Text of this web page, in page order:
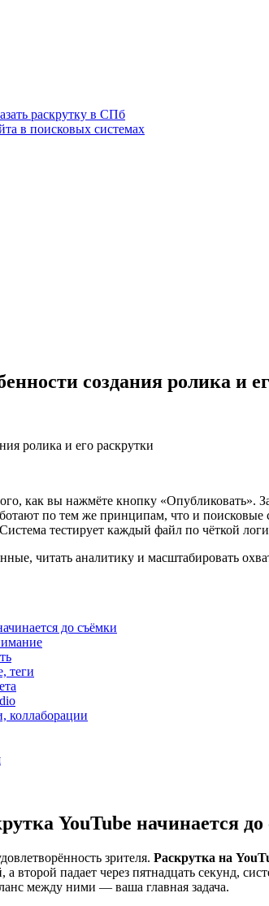
раскрутку в СПб
в поисковых системах
создания ролика и
ролика и его раскрутки
как вы нажмёте кнопку «Опубликовать».
по тем же принципам, что и
тестирует каждый файл по чёткой
читать аналитику и масштабировать
до съёмки
теги
коллаборации
YouTube начинается
зрителя. Раскрутка на
второй падает через пятнадцать секунд,
между ними — ваша главная задача.